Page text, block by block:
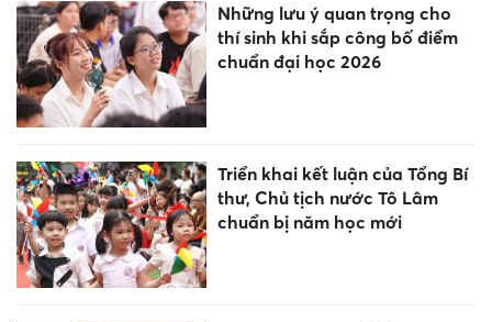
Những lưu ý quan trọng cho
thí sinh khi sắp công bố điểm
chuẩn đại học 2026
Triển khai kết luận của Tổng Bí
thư, Chủ tịch nước Tô Lâm
chuẩn bị năm học mới